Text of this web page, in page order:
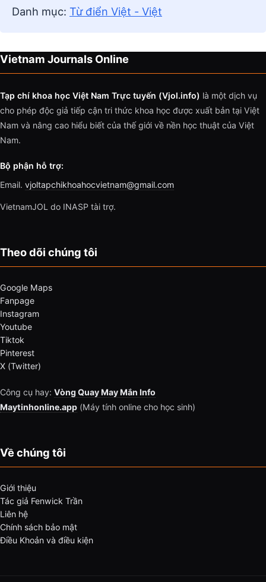
Danh mục: Từ điển Việt - Việt
Vietnam Journals Online
Tạp chí khoa học Việt Nam Trực tuyến (Vjol.info) là một dịch vụ
cho phép độc giả tiếp cận tri thức khoa học được xuất bản tại Việt
Nam và nâng cao hiểu biết của thế giới về nền học thuật của Việt
Nam.
Bộ phận hỗ trợ:
Email. vjoltapchikhoahocvietnam@gmail.com
VietnamJOL do INASP tài trợ.
Theo dõi chúng tôi
Google Maps
Fanpage
Instagram
Youtube
Tiktok
Pinterest
X (Twitter)
Công cụ hay: Vòng Quay May Mắn Info
Maytinhonline.app (Máy tính online cho học sinh)
Về chúng tôi
Giới thiệu
Tác giả Fenwick Trần
Liên hệ
Chính sách bảo mật
Điều Khoản và điều kiện